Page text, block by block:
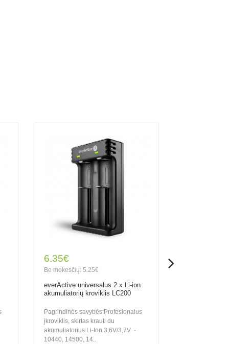
6.35€
Be mokesčių: 5.25€
everActive universalus 2 x Li-ion
akumuliatorių kroviklis LC200
Pagrindinės savybės:Profesionalus
įkroviklis, skirtas krauti du
akumuliatorius:Li-Ion 3,6V/3,7V -
10440, 14500, 14..